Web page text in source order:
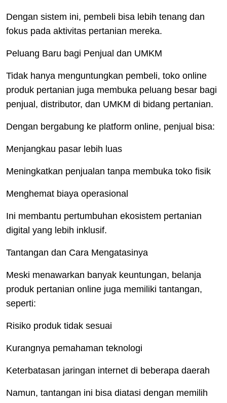
Dengan sistem ini, pembeli bisa lebih tenang dan
fokus pada aktivitas pertanian mereka.
Peluang Baru bagi Penjual dan UMKM
Tidak hanya menguntungkan pembeli, toko online
produk pertanian juga membuka peluang besar bagi
penjual, distributor, dan UMKM di bidang pertanian.
Dengan bergabung ke platform online, penjual bisa:
Menjangkau pasar lebih luas
Meningkatkan penjualan tanpa membuka toko fisik
Menghemat biaya operasional
Ini membantu pertumbuhan ekosistem pertanian
digital yang lebih inklusif.
Tantangan dan Cara Mengatasinya
Meski menawarkan banyak keuntungan, belanja
produk pertanian online juga memiliki tantangan,
seperti:
Risiko produk tidak sesuai
Kurangnya pemahaman teknologi
Keterbatasan jaringan internet di beberapa daerah
Namun, tantangan ini bisa diatasi dengan memilih